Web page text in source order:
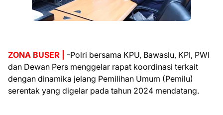
ZONA BUSER |
-Polri bersama KPU, Bawaslu, KPI, PWI
dan Dewan Pers menggelar rapat koordinasi terkait
dengan dinamika jelang Pemilihan Umum (Pemilu)
serentak yang digelar pada tahun 2024 mendatang.